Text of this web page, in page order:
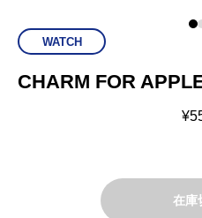
WATCH
CHARM FOR
¥
在庫